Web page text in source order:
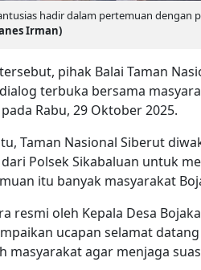
hadir dalam pertemuan dengan
Irman)
pihak Balai Taman
terbuka bersama
Rabu, 29 Oktober 2025.
Taman Nasional Siberut
Polsek Sikabaluan untuk
itu banyak masyarakat
resmi oleh Kepala Desa
ucapan selamat
masyarakat agar menjaga